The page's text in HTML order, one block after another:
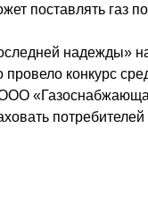
поставлять газ
надежды»
провело конкурс